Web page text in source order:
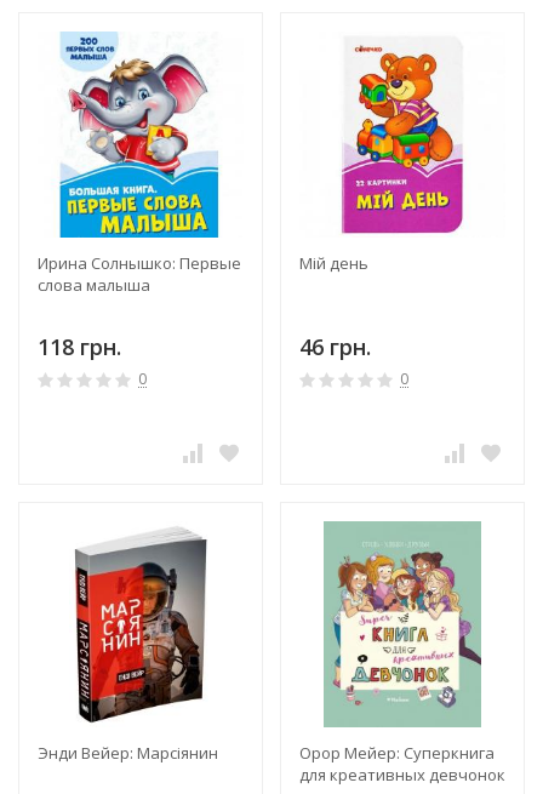
Ирина Солнышко: Первые
слова малыша
118 грн.
0
Мій день
46 грн.
0
Энди Вейер: Марсіянин
Орор Мейер: Суперкнига
для креативных девчонок